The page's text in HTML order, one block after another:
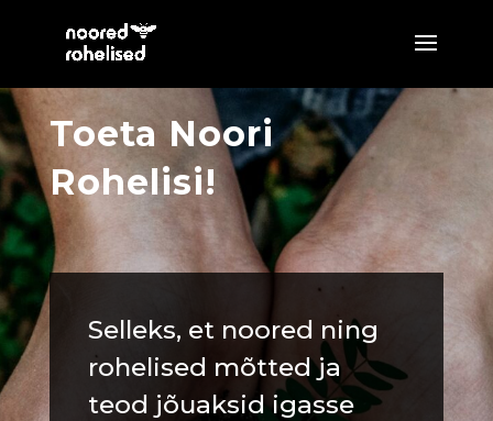
Toeta Noori
Rohelisi!
Selleks, et noored ning
rohelised mõtted ja
teod jõuaksid igasse